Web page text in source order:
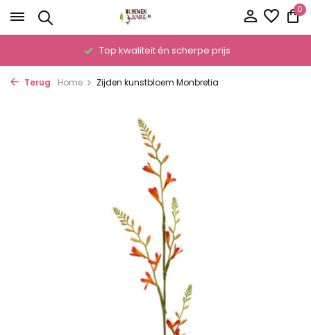
0
Top kwaliteit én scherpe prijs
Terug Home Zijden kunstbloem Monbretia